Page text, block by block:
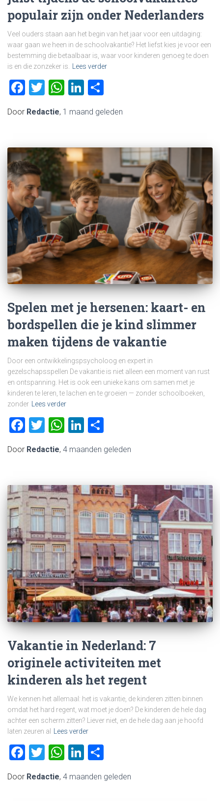
populair zijn onder Nederlanders
Veel ouders staan aan het begin van het jaar voor een uitdaging:
waar gaan we heen in de schoolvakantie? Het liefst kies je voor een
bestemming die betaalbaar is, waar voor kinderen genoeg te doen
is en die zonzeker is.
Lees verder
Facebook
Twitter
WhatsApp
LinkedIn
Door Redactie, 1 maand geleden
Spelen met je hersenen: kaart- en
bordspellen die je kind slimmer
maken tijdens de vakantie
Door een ontwikkelingspsycholoog en expert in
gezelschapsspellen De vakantie is niet alleen een moment van rust
en ontspanning. Het is ook een unieke kans om samen met je
kinderen te leren, te lachen en te groeien — zonder schoolboeken,
zonder Lees verder
Facebook
Twitter
WhatsApp
LinkedIn
Door Redactie, 4 maanden geleden
Vakantie in Nederland: 7
originele activiteiten met
kinderen als het regent
We kennen het allemaal: het is vakantie, de kinderen zitten binnen
omdat het hard regent, wat moet je doen? De kinderen de hele dag
achter een scherm zitten? Liever niet, en de hele dag aan je hoofd
laten zeuren al
Lees verder
Facebook
Twitter
WhatsApp
LinkedIn
Door Redactie, 4 maanden geleden